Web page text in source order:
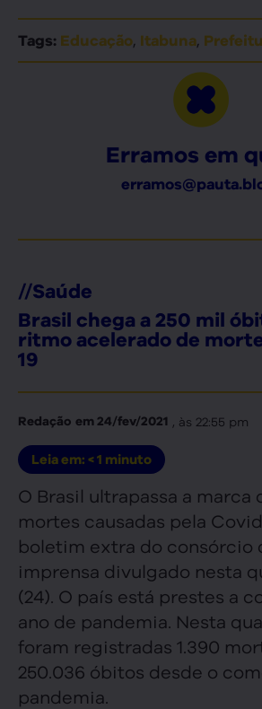
Tags: Educação, Itabuna,
Erramos em
//Saúde
Brasil chega a 250 mil
ritmo acelerado de
19
Redação em 24/fev/2021 , às 22:55 pm
Leia em: < 1 minuto
O Brasil ultrapassa a marca
mortes causadas pela
boletim extra do consórcio
imprensa divulgado nesta
(24). O país está prestes a
ano de pandemia. Nesta
foram registradas 1.390
250.036 óbitos desde o
pandemia.